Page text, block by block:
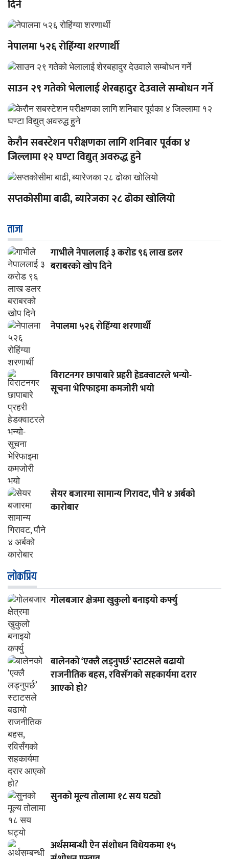
दिने
नेपालमा ५२६ रोहिंग्या शरणार्थी
साउन २९ गतेको भेलालाई शेरबहादुर देउवाले सम्बोधन गर्ने
केरौन सबस्टेशन परीक्षणका लागि शनिबार पूर्वका ४
जिल्लामा १२ घण्टा विद्युत् अवरुद्ध हुने
सप्तकोसीमा बाढी, ब्यारेजका २८ ढोका खोलियो
ताजा
गाभीले नेपाललाई ३ करोड ९६ लाख डलर
बराबरको खोप दिने
नेपालमा ५२६ रोहिंग्या शरणार्थी
विराटनगर छापाबारे प्रहरी हेडक्वाटरले भन्यो-
सूचना भेरिफाइमा कमजोरी भयो
सेयर बजारमा सामान्य गिरावट, पौने ४ अर्बको
कारोबार
लाेकप्रिय
गोलबजार क्षेत्रमा खुकुलो बनाइयो कर्फ्यु
बालेनको ‘एक्लै लड्नुपर्छ’ स्टाटसले बढायो
राजनीतिक बहस, रविसँगको सहकार्यमा दरार
आएको हो?
सुनको मूल्य तोलामा १८ सय घट्यो
अर्थसम्बन्धी ऐन संशोधन विधेयकमा १५